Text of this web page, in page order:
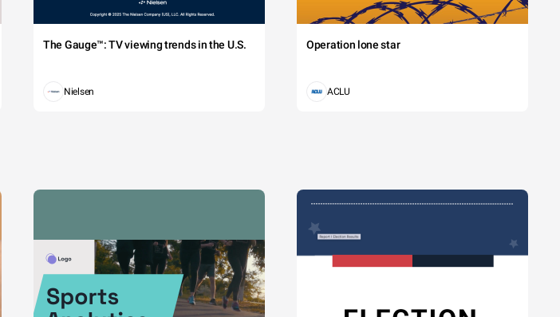
The Gauge™: TV viewing trends in the U.S.
Nielsen
Operation lone star
ACLU